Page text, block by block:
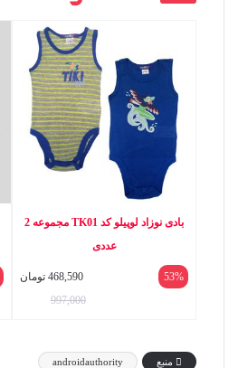
بادی نوزاد لوپیلو کد TK01 مجموعه 2
عددی
53%
468,590 تومان
997,000
منبع androidauthority